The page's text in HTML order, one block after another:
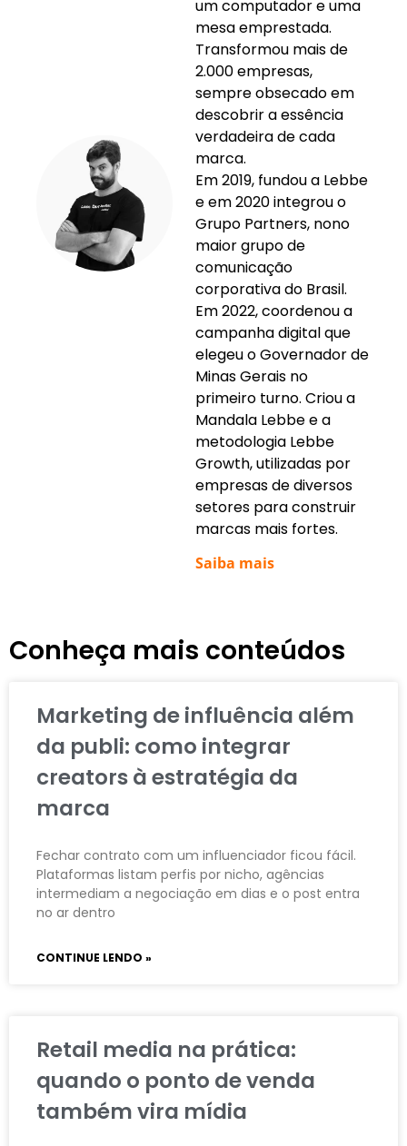
um computador e uma
mesa emprestada.
Transformou mais de
2.000 empresas,
sempre obsecado em
descobrir a essência
verdadeira de cada
marca.
Em 2019, fundou a Lebbe
e em 2020 integrou o
Grupo Partners, nono
maior grupo de
comunicação
corporativa do Brasil.
Em 2022, coordenou a
campanha digital que
elegeu o Governador de
Minas Gerais no
primeiro turno. Criou a
Mandala Lebbe e a
metodologia Lebbe
Growth, utilizadas por
empresas de diversos
setores para construir
marcas mais fortes.
Saiba mais
Conheça mais conteúdos
Marketing de influência além
da publi: como integrar
creators à estratégia da
marca
Fechar contrato com um influenciador ficou fácil.
Plataformas listam perfis por nicho, agências
intermediam a negociação em dias e o post entra
no ar dentro
CONTINUE LENDO »
Retail media na prática:
quando o ponto de venda
também vira mídia